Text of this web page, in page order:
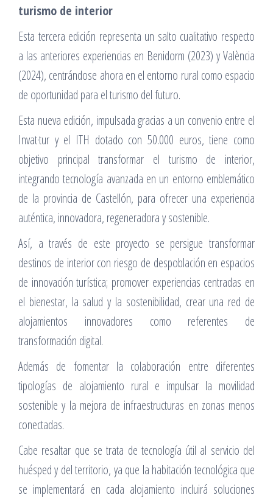
turismo de interior
Esta tercera edición representa un salto cualitativo respecto
a las anteriores experiencias en Benidorm (2023) y València
(2024), centrándose ahora en el entorno rural como espacio
de oportunidad para el turismo del futuro.
Esta nueva edición, impulsada gracias a un convenio entre el
Invat·tur y el ITH dotado con 50.000 euros, tiene como
objetivo principal transformar el turismo de interior,
integrando tecnología avanzada en un entorno emblemático
de la provincia de Castellón, para ofrecer una experiencia
auténtica, innovadora, regeneradora y sostenible.
Así, a través de este proyecto se persigue transformar
destinos de interior con riesgo de despoblación en espacios
de innovación turística; promover experiencias centradas en
el bienestar, la salud y la sostenibilidad, crear una red de
alojamientos innovadores como referentes de
transformación digital.
Además de fomentar la colaboración entre diferentes
tipologías de alojamiento rural e impulsar la movilidad
sostenible y la mejora de infraestructuras en zonas menos
conectadas.
Cabe resaltar que se trata de tecnología útil al servicio del
huésped y del territorio, ya que la habitación tecnológica que
se implementará en cada alojamiento incluirá soluciones